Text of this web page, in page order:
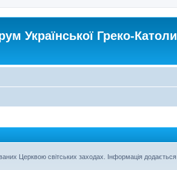
Української Греко-
Церквою світських заходах. Інформація